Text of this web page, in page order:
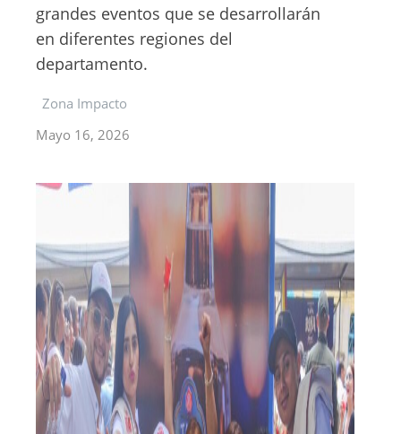
grandes eventos que se desarrollarán
en diferentes regiones del
departamento.
Zona Impacto
Mayo 16, 2026